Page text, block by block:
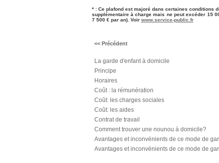
* : Ce plafond est majoré dans certaines conditions
supplémentaire à charge mais ne peut excéder 15
7 500 € par an). Voir www.service-public.fr
<< Précédent
La garde d'enfant à domicile
Principe
Horaires
Coût : la rémunération
Coût: les charges sociales
Coût: les aides
Contrat de travail
Comment trouver une nounou à domicile?
Avantages et inconvénients de ce mode de
Avantages et inconvénients de ce mode de